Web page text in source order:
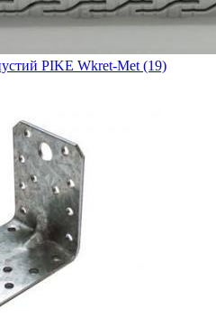
PIKE Wkret-Met (19)